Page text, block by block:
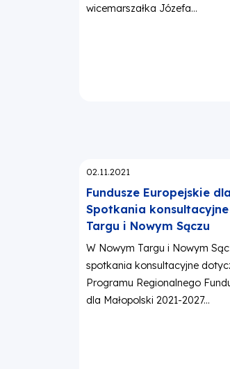
wicemarszałka Józefa...
Opublikowano:
02.11.2021
Fundusze Europejskie
Spotkania
Targu i Nowym Sączu
W Nowym Targu i Nowym
spotkania konsultacyjne
Programu Regionalnego
dla Małopolski 2021-2027...